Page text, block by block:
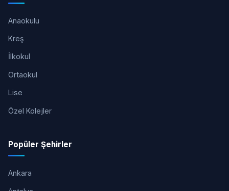
Anaokulu
Kreş
İlkokul
Ortaokul
Lise
Özel Kolejler
Popüler Şehirler
Ankara